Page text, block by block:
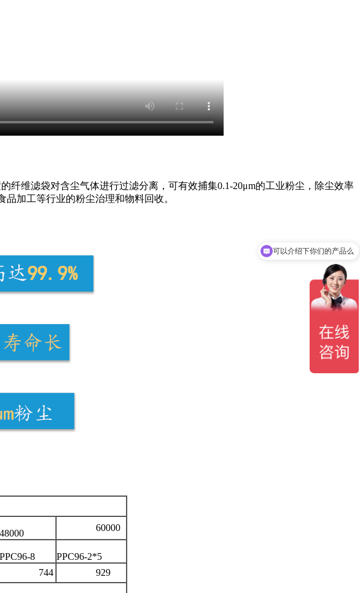
维滤袋对含尘气体进行过滤分离，可有效捕集0.1-20μm的工业粉尘，除尘效率
加工等行业的粉尘治理和物料回收。
48000
60000
PPC96-8
PPC96-2*5
744
929
可以介绍下你们的产品么